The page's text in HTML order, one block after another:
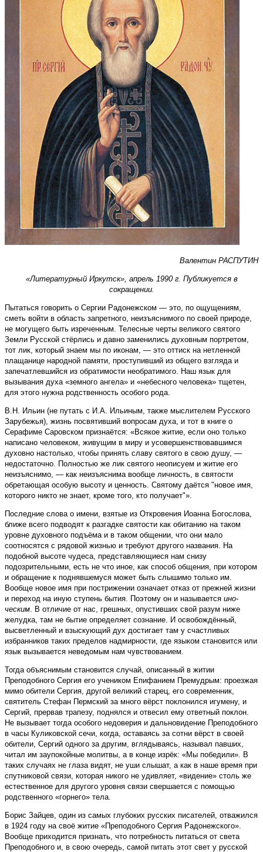
Валентин РАСПУТИН
«Литературный Иркутск», апрель 1990 г. Публикуется в
сокращении.
Пытаться говорить о Сергии Радонежском — это, по ощущениям,
сметь войти в область запретного, неизъяснимого по своей природе,
не могущего быть изреченным. Телесные черты великого святого
Земли Русской стёрлись и давно заменились духовным портретом,
тот лик, который знаем мы по иконам, — это оттиск на нетленной
плащанице народной памяти, проступивший из общего взгляда и
запечатлевшийся из обратимости необратимого. Наш язык для
вызывания духа «земного ангела» и «небесного человека» тщетен,
для этого нужна родственность особого рода.
В.Н. Ильин (не путать с И.А. Ильиным, также мыслителем Русского
Зарубежья), жизнь посвятивший вопросам духа, и тот в книге о
Серафиме Саровском признаётся: «Всякое житие, если оно только
написано человеком, живущим в миру и усовершенствовавшимся
духовно настолько, чтобы принять славу святого в свою душу, —
недостаточно. Полностью же лик святого неописуем и житие его
неизъяснимо, — как неизъяснима вообще личность, в святости
обретающая особую высоту и ценность. Святому даётся "новое имя,
которого никто не знает, кроме того, кто получает"».
Последние слова о имени, взятые из Откровения Иоанна Богослова,
ближе всего подводят к разгадке святости как обитанию на таком
уровне духовного подъёма и в таком общении, что они мало
соотносятся с рядовой жизнью и требуют другого названия. На
подобной высоте чудеса, представляющиеся нам снизу
подозрительными, есть не что иное, как способ общения, при котором
и обращение к поднявшемуся может быть слышимо только им.
Вообще новое имя при пострижении означает отказ от прежней жизни
и переход на иную ступень бытия. Поэтому он и называется ино-
ческим . В отличие от нас, грешных, опустивших свой разум ниже
желудка, там не бытие определяет сознание. И освобождённый,
высветленный и взыскующий дух достигает там у счастливых
избранников таких пределов надмирности, где языком становится или
язык вызывается неведомым нам чувствованием.
Тогда объяснимым становится случай, описанный в житии
Преподобного Сергия его учеником Епифанием Премудрым: проезжая
мимо обители Сергия, другой великий старец, его современник,
святитель Стефан Пермский за много вёрст поклонился игумену, и
Сергий, прервав трапезу, поднялся и отвесил ему ответный поклон.
Не вызывает тогда особого недоверия и дальновидение Преподобного
в часы Куликовской сечи, когда, оставаясь за сотни вёрст в своей
обители, Сергий одного за другим, вглядываясь, называл павших,
читал им заупокойные молитвы, а в конце изрёк: «Мы победили». В
таких случаях не глаза видят, не уши слышат, а как в наше время при
спутниковой связи, которая никого не удивляет, «видение» столь же
естественное для другого уровня связи свершается с помощью
родственного «горнего» тела.
Борис Зайцев, один из самых глубоких русских писателей, отважился
в 1924 году на своё житие «Преподобного Сергия Радонежского».
Вообще приходится признать, что потребность питаться от света
Преподобного и, в свою очередь, самой питать этот свет у русской